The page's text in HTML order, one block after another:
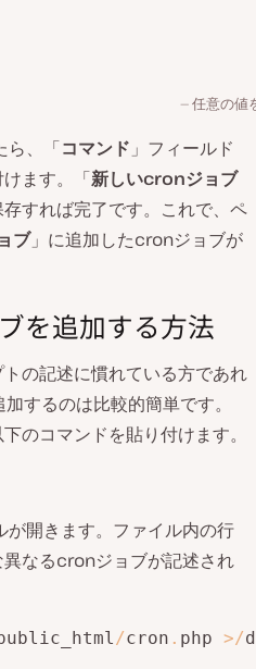
任意の値
ら、「コマンド 」フィールド
ます。「新しいcronジョブ
存すれば完了です。これで、ペ
ブ」に追加したcronジョブが
を追加する方法
の記述に慣れている方であれ
するのは比較的簡単です。
のコマンドを貼り付けます。
開きます。ファイル内の行
なるcronジョブが記述され
/cron . php >/